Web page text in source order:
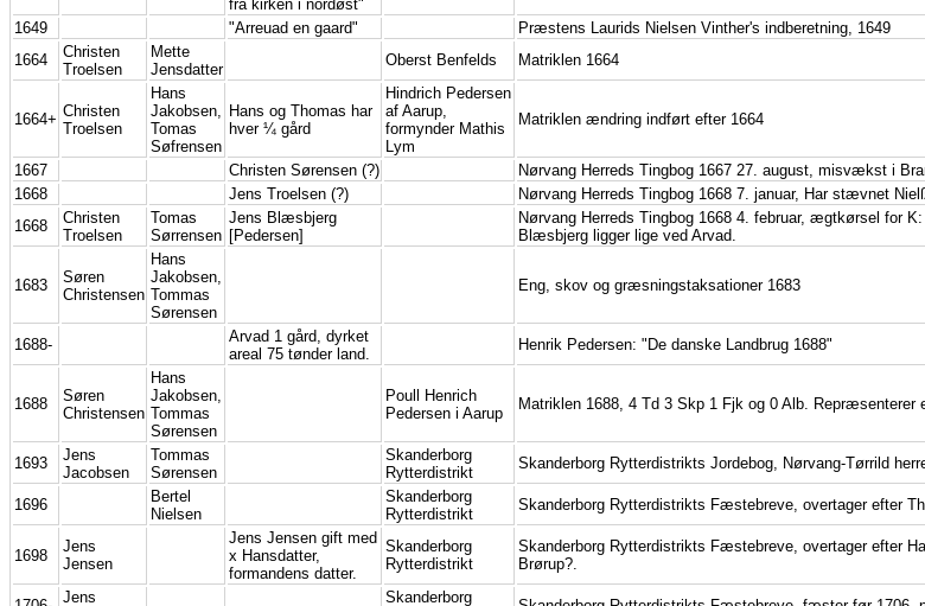
fra kirken i nordøst"
1649 "Arreuad en gaard"
Præstens Laurids Nielsen Vinther's indberetning, 1649
1664
Christen
Troelsen
Mette
Jensdatter
Oberst Benfelds Matriklen 1664
1664+ Christen
Troelsen
Hans
Jakobsen,
Tomas
Søfrensen
Hans og Thomas har
hver ¼ gård
Hindrich Pedersen
af Aarup,
formynder Mathis
Lym
Matriklen ændring indført efter 1664
1667 Christen Sørensen (?)
Nørvang Herreds Tingbog 1667 27. august, misvækst i
1668
Jens Troelsen (?)
Nørvang Herreds Tingbog 1668 7. januar, Har stævnet
1668
Christen
Troelsen
Tomas
Sørrensen
Jens Blæsbjerg
[Pedersen]
Nørvang Herreds Tingbog 1668 4. februar, ægtkørsel for
Blæsbjerg ligger lige ved Arvad.
1683
Søren
Christensen
Hans
Jakobsen,
Tommas
Sørensen
Eng, skov og græsningstaksationer 1683
1688-
Arvad 1 gård, dyrket
areal 75 tønder land.
Henrik Pedersen: "De danske Landbrug 1688"
1688
Søren
Christensen
Hans
Jakobsen,
Tommas
Sørensen
Poull Henrich
Pedersen i Aarup
Matriklen 1688, 4 Td 3 Skp 1 Fjk og 0 Alb.
1693
Jens
Jacobsen
Tommas
Sørensen
Skanderborg
Rytterdistrikt
Skanderborg Rytterdistrikts Jordebog, Nørvang-Tørrild
1696
Bertel
Nielsen
Skanderborg
Rytterdistrikt
Skanderborg Rytterdistrikts Fæstebreve, overtager efter
1698
Jens
Jensen
Jens Jensen gift med
x Hansdatter,
formandens datter.
Skanderborg
Rytterdistrikt
Skanderborg Rytterdistrikts Fæstebreve, overtager efter
Brørup?.
Jens
Skanderborg